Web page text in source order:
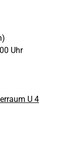
Uhr
U 4